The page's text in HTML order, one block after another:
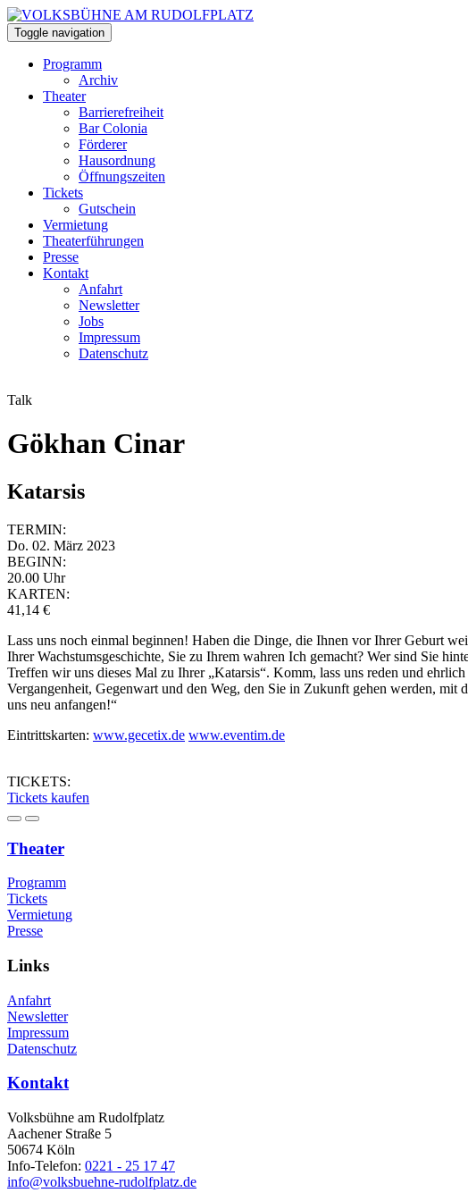
Toggle navigation
Programm
Archiv
Theater
Barrierefreiheit
Bar Colonia
Förderer
Hausordnung
Öffnungszeiten
Tickets
Gutschein
Vermietung
Theaterführungen
Presse
Kontakt
Anfahrt
Newsletter
Jobs
Impressum
Datenschutz
Talk
Gökhan Cinar
Katarsis
TERMIN:
Do. 02. März 2023
BEGINN:
20.00 Uhr
KARTEN:
41,14 €
Lass uns noch einmal beginnen! Haben die Dinge, die Ihnen vor Ihrer Geburt
Ihrer Wachstumsgeschichte, Sie zu Ihrem wahren Ich gemacht? Wer sind Sie
Treffen wir uns dieses Mal zu Ihrer „Katarsis“. Komm, lass uns reden und
Vergangenheit, Gegenwart und den Weg, den Sie in Zukunft gehen werden,
uns neu anfangen!“
Eintrittskarten: www.gecetix.de www.eventim.de
TICKETS:
Tickets kaufen
Theater
Programm
Tickets
Vermietung
Presse
Links
Anfahrt
Newsletter
Impressum
Datenschutz
Kontakt
Volksbühne am Rudolfplatz
Aachener Straße 5
50674 Köln
Info-Telefon: 0221 - 25 17 47
info@volksbuehne-rudolfplatz.de